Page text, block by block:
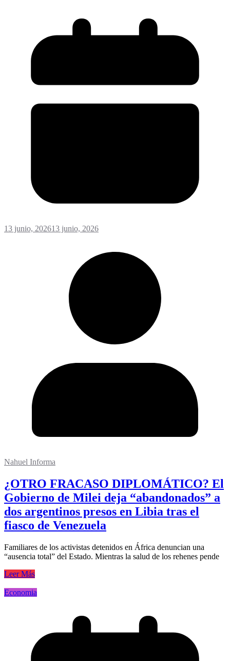
13 junio, 202613 junio, 2026
Nahuel Informa
¿OTRO FRACASO DIPLOMÁTICO? El
Gobierno de Milei deja “abandonados” a
dos argentinos presos en Libia tras el
fiasco de Venezuela
Familiares de los activistas detenidos en África denuncian una
“ausencia total” del Estado. Mientras la salud de los rehenes pende
Leer Más
Economia